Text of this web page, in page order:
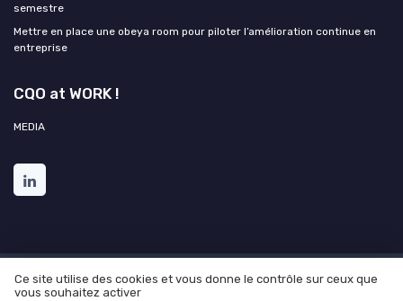
semestre
Mettre en place une obeya room pour piloter l’amélioration continue en
entreprise
CQO at WORK !
MEDIA
Mentions légales Politique de confidentialité
Grande
Ce site utilise des cookies et vous donne le contrôle sur ceux que
vous souhaitez activer